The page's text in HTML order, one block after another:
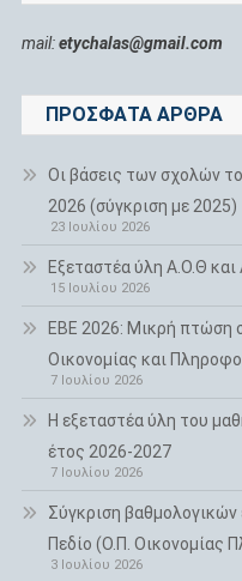
mail:etychalas@gmail.com
ΠΡΌΣΦΑΤΑ ΆΡΘΡΑ
Οι βάσεις των σχολών
2026 (σύγκριση με 2025)
23 Ιουλίου 2026
Εξεταστέα ύλη Α.Ο.Θ
15 Ιουλίου 2026
ΕΒΕ 2026: Μικρή πτώση
Οικονομίας και
7 Ιουλίου 2026
H εξεταστέα ύλη του
έτος 2026-2027
7 Ιουλίου 2026
Σύγκριση
Πεδίο (Ο.Π. Οικονομίας
3 Ιουλίου 2026